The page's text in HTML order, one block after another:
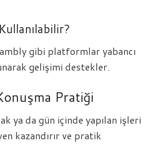
gibi platformlar yabancı
gelişimi destekler.
Pratiği
ya da gün içinde yapılan işleri
kazandırır ve pratik